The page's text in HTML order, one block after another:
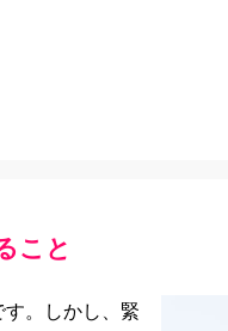
こと
。しかし、緊